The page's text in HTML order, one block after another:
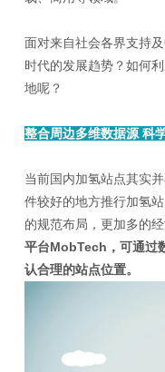
面对来自社会各界支持
时代的发展趋势？如何
地呢？
整合周边多维数据源 科
当前国内加氢站点其实
件较好的地方推行加氢
的规范布局，更加多的经
平台MobTech，可通过
认合理的站点位置。